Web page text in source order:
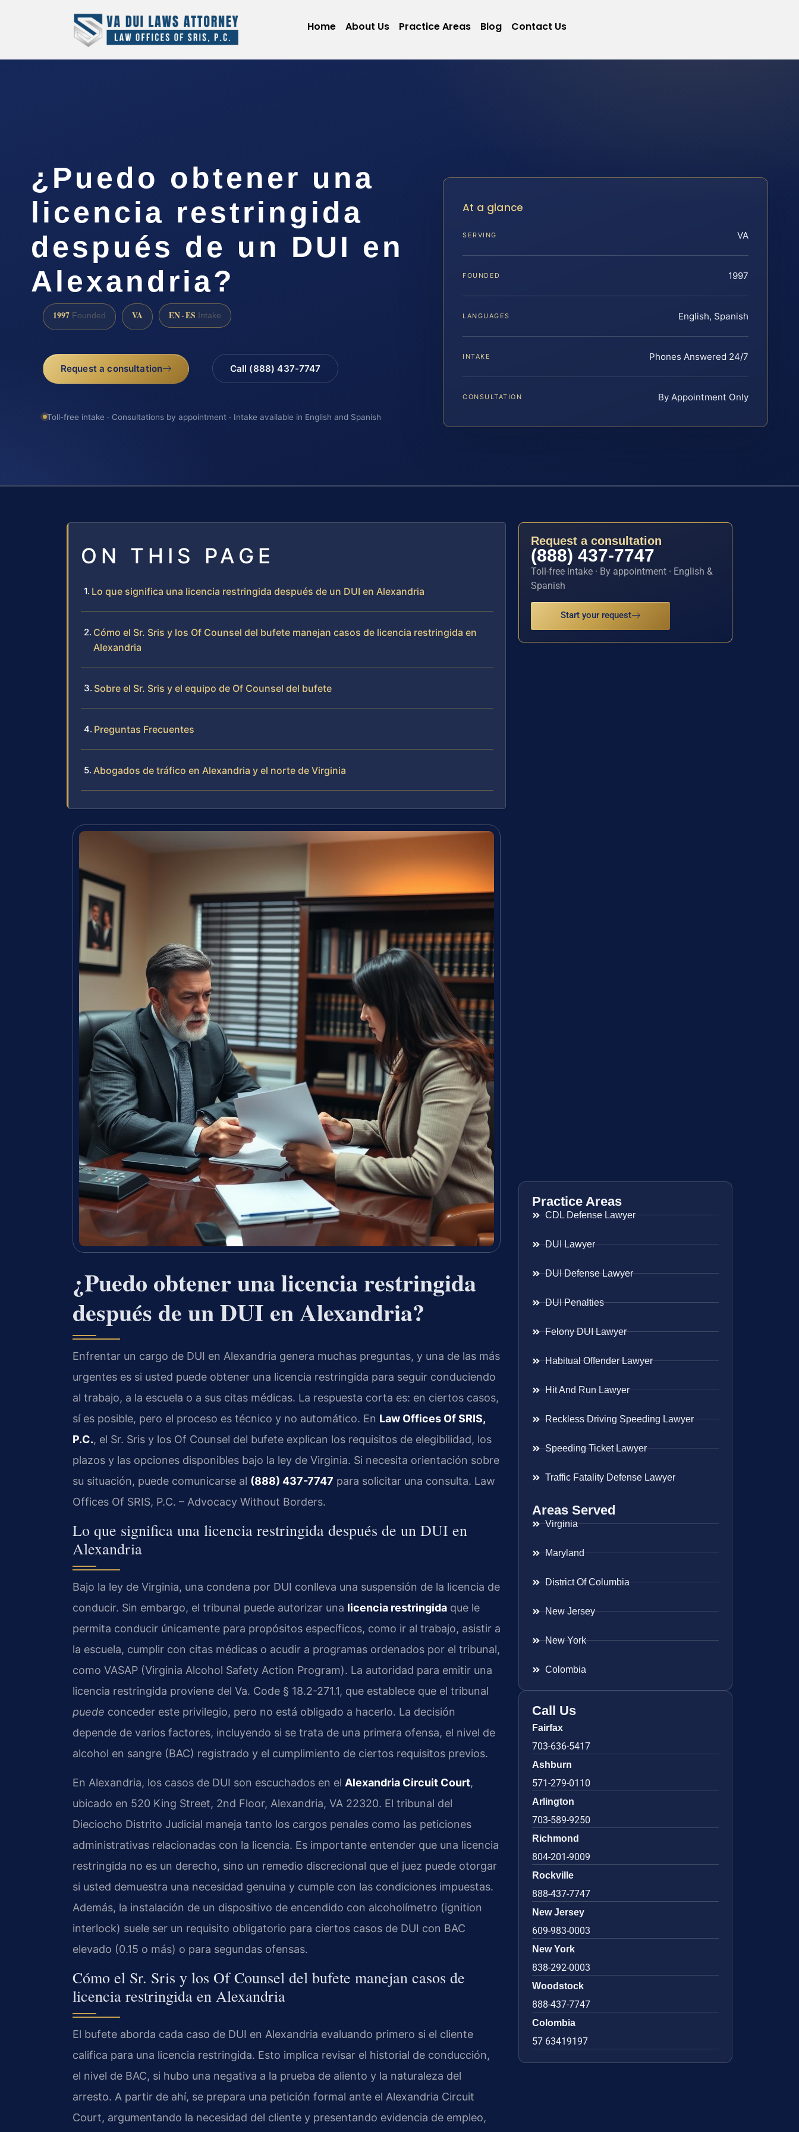
Home About Us Practice Areas Blog Contact Us
¿Puedo obtener una
licencia restringida
después de un DUI en
Alexandria?
1997 Founded VA EN · ES Intake
Request a consultation Call (888) 437-7747
Toll-free intake · Consultations by appointment · Intake available in English and Spanish
At a glance
SERVING VA
FOUNDED 1997
LANGUAGES English, Spanish
INTAKE Phones Answered 24/7
CONSULTATION By Appointment Only
ON THIS PAGE
Lo que significa una licencia restringida después de un DUI en Alexandria
Cómo el Sr. Sris y los Of Counsel del bufete manejan casos de licencia restringida en
Alexandria
Sobre el Sr. Sris y el equipo de Of Counsel del bufete
Preguntas Frecuentes
Abogados de tráfico en Alexandria y el norte de Virginia
¿Puedo obtener una licencia restringida
después de un DUI en Alexandria?
Enfrentar un cargo de DUI en Alexandria genera muchas preguntas, y una de las más
urgentes es si usted puede obtener una licencia restringida para seguir conduciendo
al trabajo, a la escuela o a sus citas médicas. La respuesta corta es: en ciertos casos,
sí es posible, pero el proceso es técnico y no automático. En Law Offices Of SRIS,
P.C., el Sr. Sris y los Of Counsel del bufete explican los requisitos de elegibilidad, los
plazos y las opciones disponibles bajo la ley de Virginia. Si necesita orientación sobre
su situación, puede comunicarse al (888) 437-7747 para solicitar una consulta. Law
Offices Of SRIS, P.C. – Advocacy Without Borders.
Lo que significa una licencia restringida después de un DUI en
Alexandria
Bajo la ley de Virginia, una condena por DUI conlleva una suspensión de la licencia de
conducir. Sin embargo, el tribunal puede autorizar una licencia restringida que le
permita conducir únicamente para propósitos específicos, como ir al trabajo, asistir a
la escuela, cumplir con citas médicas o acudir a programas ordenados por el tribunal,
como VASAP (Virginia Alcohol Safety Action Program). La autoridad para emitir una
licencia restringida proviene del Va. Code § 18.2-271.1, que establece que el tribunal
puede conceder este privilegio, pero no está obligado a hacerlo. La decisión
depende de varios factores, incluyendo si se trata de una primera ofensa, el nivel de
alcohol en sangre (BAC) registrado y el cumplimiento de ciertos requisitos previos.
En Alexandria, los casos de DUI son escuchados en el Alexandria Circuit Court,
ubicado en 520 King Street, 2nd Floor, Alexandria, VA 22320. El tribunal del
Dieciocho Distrito Judicial maneja tanto los cargos penales como las peticiones
administrativas relacionadas con la licencia. Es importante entender que una licencia
restringida no es un derecho, sino un remedio discrecional que el juez puede otorgar
si usted demuestra una necesidad genuina y cumple con las condiciones impuestas.
Además, la instalación de un dispositivo de encendido con alcoholímetro (ignition
interlock) suele ser un requisito obligatorio para ciertos casos de DUI con BAC
elevado (0.15 o más) o para segundas ofensas.
Cómo el Sr. Sris y los Of Counsel del bufete manejan casos de
licencia restringida en Alexandria
El bufete aborda cada caso de DUI en Alexandria evaluando primero si el cliente
califica para una licencia restringida. Esto implica revisar el historial de conducción,
el nivel de BAC, si hubo una negativa a la prueba de aliento y la naturaleza del
arresto. A partir de ahí, se prepara una petición formal ante el Alexandria Circuit
Court, argumentando la necesidad del cliente y presentando evidencia de empleo,
Request a consultation
(888) 437-7747
Toll-free intake · By appointment · English &
Spanish
Start your request
Practice Areas
CDL Defense Lawyer
DUI Lawyer
DUI Defense Lawyer
DUI Penalties
Felony DUI Lawyer
Habitual Offender Lawyer
Hit And Run Lawyer
Reckless Driving Speeding Lawyer
Speeding Ticket Lawyer
Traffic Fatality Defense Lawyer
Areas Served
Virginia
Maryland
District Of Columbia
New Jersey
New York
Colombia
Call Us
Fairfax
703-636-5417
Ashburn
571-279-0110
Arlington
703-589-9250
Richmond
804-201-9009
Rockville
888-437-7747
New Jersey
609-983-0003
New York
838-292-0003
Woodstock
888-437-7747
Colombia
57 63419197